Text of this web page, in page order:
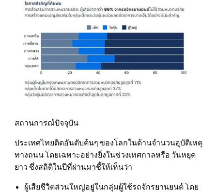
สถานการณ์ปัจจุบัน
ประเทศไทยติดอันดับต้นๆ ของโลกในด้านจํานวนอุบัติเหตุ
ทางถนน โดยเฉพาะอย่างยิ่งในช่วงเทศกาลหรือ วันหยุด
ยาว ซึ่งสถิติในปีที่ผ่านมาชี้ให้เห็นว่า
ผู้เสียชีวิตส่วนใหญ่อยู่ในกลุ่มผู้ใช้รถจักรยานยนต์ โดย